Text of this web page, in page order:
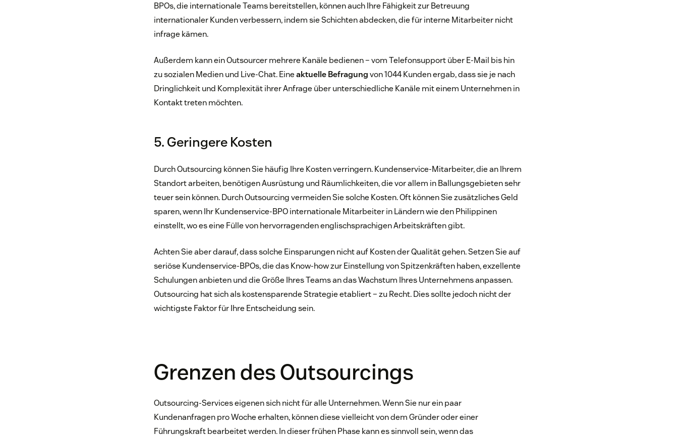
BPOs, die internationale Teams bereitstellen, können auch Ihre Fähigkeit zur Betreuung
internationaler Kunden verbessern, indem sie Schichten abdecken, die für interne Mitarbeiter nicht
infrage kämen.
Außerdem kann ein Outsourcer mehrere Kanäle bedienen – vom Telefonsupport über E-Mail bis hin
zu sozialen Medien und Live-Chat. Eineaktuelle Befragungvon 1044 Kunden ergab, dass sie je nach
Dringlichkeit und Komplexität ihrer Anfrage über unterschiedliche Kanäle mit einem Unternehmen in
Kontakt treten möchten.
5. Geringere Kosten
Durch Outsourcing können Sie häufig Ihre Kosten verringern. Kundenservice-Mitarbeiter, die an Ihrem
Standort arbeiten, benötigen Ausrüstung und Räumlichkeiten, die vor allem in Ballungsgebieten sehr
teuer sein können. Durch Outsourcing vermeiden Sie solche Kosten. Oft können Sie zusätzliches Geld
sparen, wenn Ihr Kundenservice-BPO internationale Mitarbeiter in Ländern wie den Philippinen
einstellt, wo es eine Fülle von hervorragenden englischsprachigen Arbeitskräften gibt.
Achten Sie aber darauf, dass solche Einsparungen nicht auf Kosten der Qualität gehen. Setzen Sie auf
seriöse Kundenservice-BPOs, die das Know-how zur Einstellung von Spitzenkräften haben, exzellente
Schulungen anbieten und die Größe Ihres Teams an das Wachstum Ihres Unternehmens anpassen.
Outsourcing hat sich als kostensparende Strategie etabliert – zu Recht. Dies sollte jedoch nicht der
wichtigste Faktor für Ihre Entscheidung sein.
Grenzen des Outsourcings
Outsourcing-Services eigenen sich nicht für alle Unternehmen. Wenn Sie nur ein paar
Kundenanfragen pro Woche erhalten, können diese vielleicht von dem Gründer oder einer
Führungskraft bearbeitet werden. In dieser frühen Phase kann es sinnvoll sein, wenn das